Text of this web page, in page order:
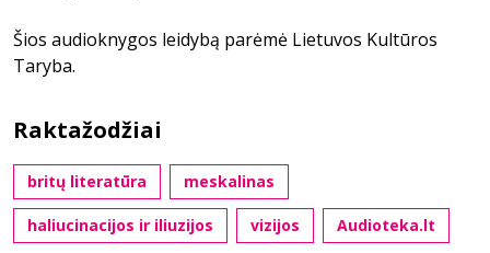
Šios audioknygos leidybą parėmė Lietuvos Kultūros
Taryba.
Raktažodžiai
britų literatūra meskalinas
haliucinacijos ir iliuzijos vizijos Audioteka.lt